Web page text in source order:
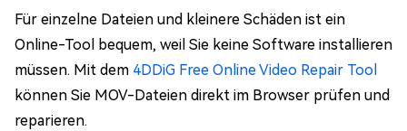
Für einzelne Dateien und kleinere Schäden ist ein
Online-Tool bequem, weil Sie keine Software installieren
müssen. Mit dem 4DDiG Free Online Video Repair Tool
können Sie MOV-Dateien direkt im Browser prüfen und
reparieren.